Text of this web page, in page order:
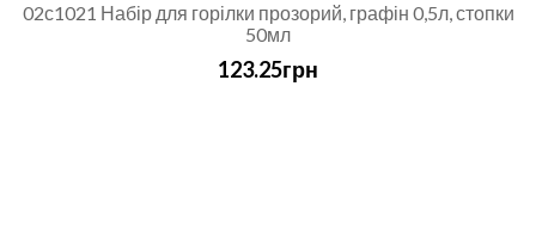
02с1021 Набір для горілки прозорий, графін 0,5л, стопки
50мл
123.25грн